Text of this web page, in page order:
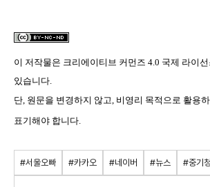
이 저작물은 크리에이티브 커먼즈 4.0 국제 라이선
있습니다.
단, 원문을 변경하지 않고, 비영리 목적으로 활용
표기해야 합니다.
#서울오빠 #카카오 #네이버 #뉴스 #중기청